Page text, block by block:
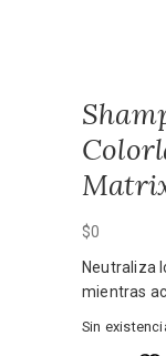
$0
Neutraliza
mientras
Sin